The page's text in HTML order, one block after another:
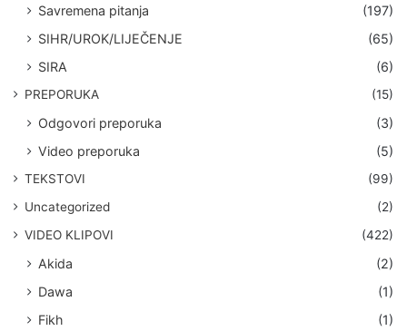
Savremena pitanja
(197)
SIHR/UROK/LIJEČENJE
(65)
SIRA
(6)
PREPORUKA (15)
Odgovori preporuka
(3)
Video preporuka
(5)
TEKSTOVI
(99)
Uncategorized
(2)
VIDEO KLIPOVI
(422)
Akida
(2)
Dawa
(1)
Fikh
(1)